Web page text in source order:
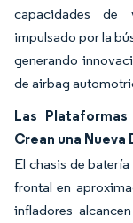
capacidades de
impulsado por la
generando
de airbag
Las
Crean una
El chasis de
frontal en
infladores